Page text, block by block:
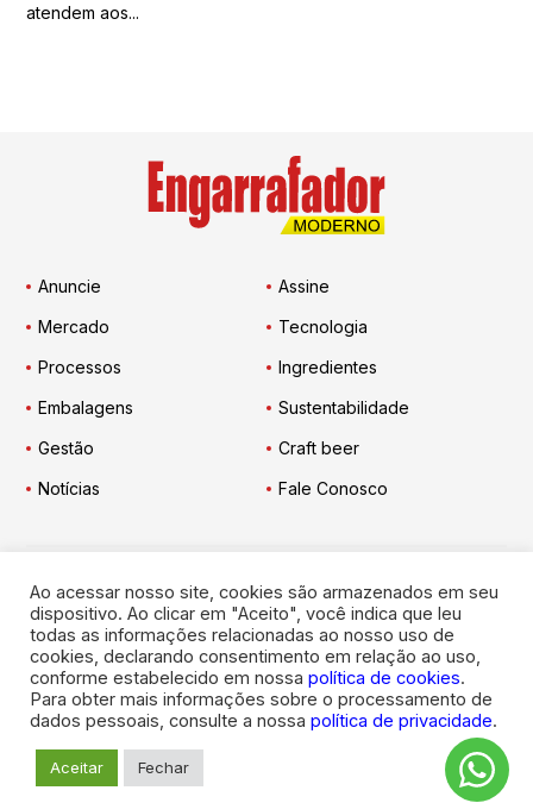
atendem aos...
Anuncie
Assine
Mercado
Tecnologia
Processos
Ingredientes
Embalagens
Sustentabilidade
Gestão
Craft beer
Notícias
Fale Conosco
Engarrafador Moderno nas Redes:
. Todos os direitos reservados.
Ao acessar nosso site, cookies são armazenados em seu
dispositivo. Ao clicar em "Aceito", você indica que leu
todas as informações relacionadas ao nosso uso de
cookies, declarando consentimento em relação ao uso,
conforme estabelecido em nossa política de cookies.
Para obter mais informações sobre o processamento de
dados pessoais, consulte a nossa política de privacidade.
Aceitar Fechar